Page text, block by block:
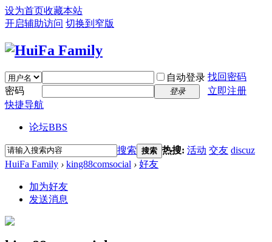
设为首页收藏本站
开启辅助访问 切换到窄版
自动登录 找回密码
密码
登录
立即注册
快捷导航
论坛BBS
搜索 搜索 热搜: 活动 交友 discuz
HuiFa Family › king88comsocial › 好友
加为好友
发送消息